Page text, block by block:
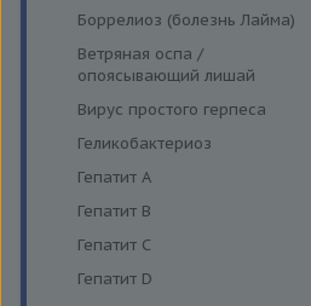
Папилломавирусная инфекция
Парвовирус
Стрептококковая инфекция
Энтеровирусная инфекция
Грипп
Диагностика дерматофитов
Боррелиоз (болезнь Лайма)
Ветряная оспа /
опоясывающий лишай
Вирус простого герпеса
Геликобактериоз
Гепатит A
Гепатит B
Гепатит C
Гепатит D